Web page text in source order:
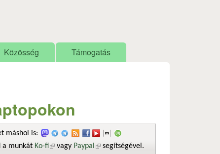
Közösség Támogatás
máshol is:
a munkát Ko-fi(külső hivatkozás)
vagy Paypal (külső hivatkozás)
segítségével.